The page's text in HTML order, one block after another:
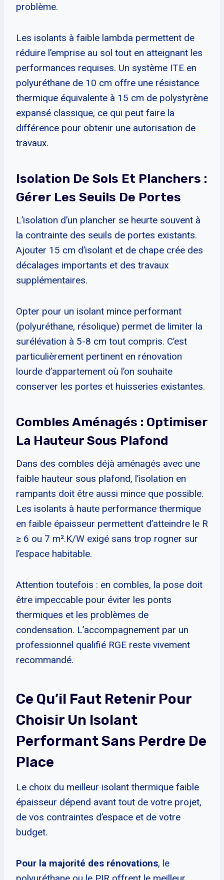
problème.
Les isolants à faible lambda permettent de
réduire l’emprise au sol tout en atteignant les
performances requises. Un système ITE en
polyuréthane de 10 cm offre une résistance
thermique équivalente à 15 cm de polystyrène
expansé classique, ce qui peut faire la
différence pour obtenir une autorisation de
travaux.
Isolation De Sols Et Planchers :
Gérer Les Seuils De Portes
L’isolation d’un plancher se heurte souvent à
la contrainte des seuils de portes existants.
Ajouter 15 cm d’isolant et de chape crée des
décalages importants et des travaux
supplémentaires.
Opter pour un isolant mince performant
(polyuréthane, résolique) permet de limiter la
surélévation à 5-8 cm tout compris. C’est
particulièrement pertinent en rénovation
lourde d’appartement où l’on souhaite
conserver les portes et huisseries existantes.
Combles Aménagés : Optimiser
La Hauteur Sous Plafond
Dans des combles déjà aménagés avec une
faible hauteur sous plafond, l’isolation en
rampants doit être aussi mince que possible.
Les isolants à haute performance thermique
en faible épaisseur permettent d’atteindre le R
≥ 6 ou 7 m².K/W exigé sans trop rogner sur
l’espace habitable.
Attention toutefois : en combles, la pose doit
être impeccable pour éviter les ponts
thermiques et les problèmes de
condensation. L’accompagnement par un
professionnel qualifié RGE reste vivement
recommandé.
Ce Qu’il Faut Retenir Pour
Choisir Un Isolant
Performant Sans Perdre De
Place
Le choix du meilleur isolant thermique faible
épaisseur dépend avant tout de votre projet,
de vos contraintes d’espace et de votre
budget.
Pour la majorité des rénovations, le